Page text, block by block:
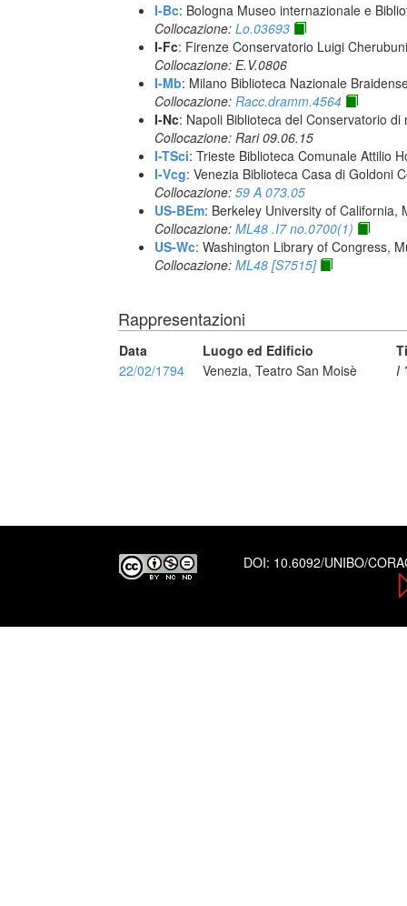
I-Bc: Bologna Museo internazionale e
Collocazione: Lo.03693
I-Fc: Firenze Conservatorio Luigi Cherubuni
Collocazione: E.V.0806
I-Mb: Milano Biblioteca Nazionale
Collocazione: Racc.dramm.4564
I-Nc: Napoli Biblioteca del Conservatorio
Collocazione: Rari 09.06.15
I-TSci: Trieste Biblioteca Comunale Attilio
I-Vcg: Venezia Biblioteca Casa di Goldoni
Collocazione: 59 A 073.05
US-BEm: Berkeley University of California,
Collocazione: ML48 .I7 no.0700(1)
US-Wc: Washington Library of Congress,
Collocazione: ML48 [S7515]
Rappresentazioni
Data Luogo ed Edificio
22/02/1794
Venezia, Teatro San Moisè I
DOI: 10.6092/UNIBO/